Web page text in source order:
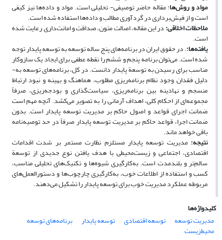
مواد و روش‌ها: مقاله حاضر توصیفی- تحلیلی است. مواد و داده‌ها نیز کیفی
است و از فیش‌برداری در گردآوری مطالب و داده‌ها استفاده‌ شده است.
ملاحظات اخلاقی:در این مقاله، اصالت متون، صداقت و امانت‌داری رعایت شده
است.
یافته‌ها:. در حقوق ایران در برنامه‌های پنج ساله توسعه به توسعه پایدار توجه
شده است. می‌توان برنامه پنجم و ششم را نقطه عطفی برای ایجاد یک سازوکار
مناسب برای رسیدن به توسعة پایدار دانست. در کل، برنامه‌های توسعه به­
دلیل فقدان وجود نظام برنامه‌ریزی مطلوب، هماهنگ و بهینه و نبود ارتباط
منسجم و نهادینه بین برنامه‌ریزی، سیاست‌گذاری و بودجه‌­ریزی، صرفاً
مجموعه‌ای از احکام کلی، اهداف آرمانی را به تصویر می‌کشد. آنچه مهم است
ضمانت اجرای قواعد و اصول حاکم بر مدیریت توسعه پایدار است. بدون
ضمانت اجرا، قواعد حاکم بر مدیریت توسعه پایدار صرفاً در حد توصیه‌نامه
باقی خواهد ماند.
نتیجه:مدیریت توسعه پایدار مستلزم نظارت مستمر بر شدت اقدامات
اقتصادی، اجتماعی و زیست‌محیطی با هدف یافتن نوع جدیدی از توسعة
سالم‌تر و بلندمدت است. به‌کارگیری شیوه‌ها و تکنیک‌های تحلیلی مناسب،
کسب و استفاده از اطلاعات خوب، به‌کارگیری چارچوب‌ها و دستورالعمل‌های
مربوطه عملکرد مدیریت خوب برای توسعه پایدار را تشکیل می‌دهند.
کلیدواژه‌ها
مدیریت توسعه
توسعه اقتصادی توسعه پایدار برنامه‌های توسعه
محیط‌زیست